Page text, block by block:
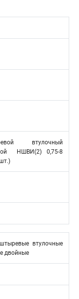
втулочный
НШВИ(2) 0,75-8
втулочные
двойные